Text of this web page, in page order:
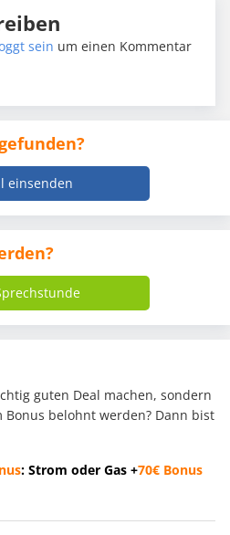
sein um einen Kommentar
einsenden
guten Deal machen, sondern
belohnt werden? Dann bist
: Strom oder Gas +70€ Bonus